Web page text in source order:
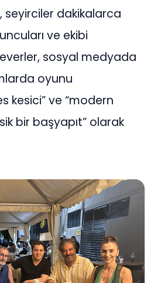
seyirciler dakikalarca
ve ekibi
sosyal medyada
oyunu
kesici” ve “modern
bir başyapıt” olarak